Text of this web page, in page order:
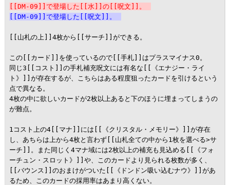
[[DM-09]]で登場した[[水]]の[[呪文]]。
[[DM-09]]で登場した[[呪文]]。
[[山札の上]]4枚から[[サーチ]]ができる。
この[[カード]]を使っているので[[手札]]はプラスマイナス0。
同じ3[[コスト]]の手札補充呪文には有名な[[《エナジー・ライ
ト》]]が存在するが、こちらはある程度狙ったカードを引けるという
点で異なる。
4枚の中に欲しいカードが2枚以上あると下のほうに埋まってしまうの
が難点。
1コスト上の4[[マナ]]には[[《クリスタル・メモリー》]]が存在
し、あちらは上から4枚と言わず[[山札全ての中から1枚を選べる>サ
ーチ]]。また同じく4マナ域には2枚以上の補充も見込める[[《フォ
ーチュン・スロット》]]や、このカードより見られる枚数が多く、
[[バウンス]]のおまけがついた[[《ドンドン吸い込むナウ》]]があ
るため、このカードの採用率はあまり高くない。